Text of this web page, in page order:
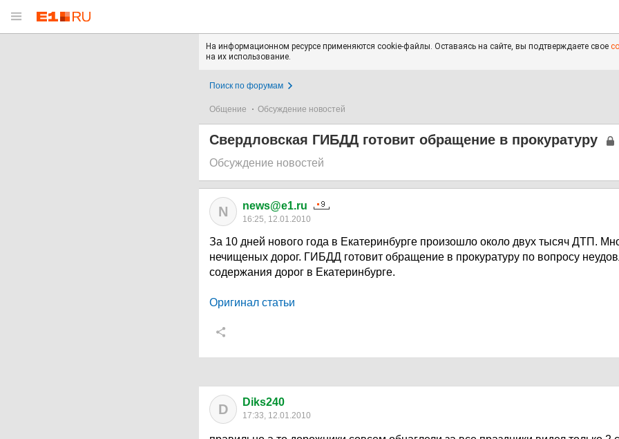
На информационном ресурсе применяются cookie-файлы. Оставаясь на сайте, вы подтверждаете свое
на их использование.
Поиск по форумам
Общение Обсуждение новостей
Свердловская ГИБДД готовит обращение в прокуратуру
Обсуждение новостей
N news@e1.ru
16:25, 12.01.2010
За 10 дней нового года в Екатеринбурге произошло около двух тысяч ДТП.
нечищеных дорог. ГИБДД готовит обращение в прокуратуру по вопросу
содержания дорог в Екатеринбурге.
Оригинал статьи
D Diks240
17:33, 12.01.2010